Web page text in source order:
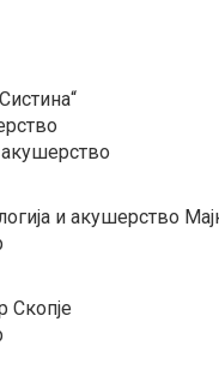
акушерство
и акушерство
Скопје